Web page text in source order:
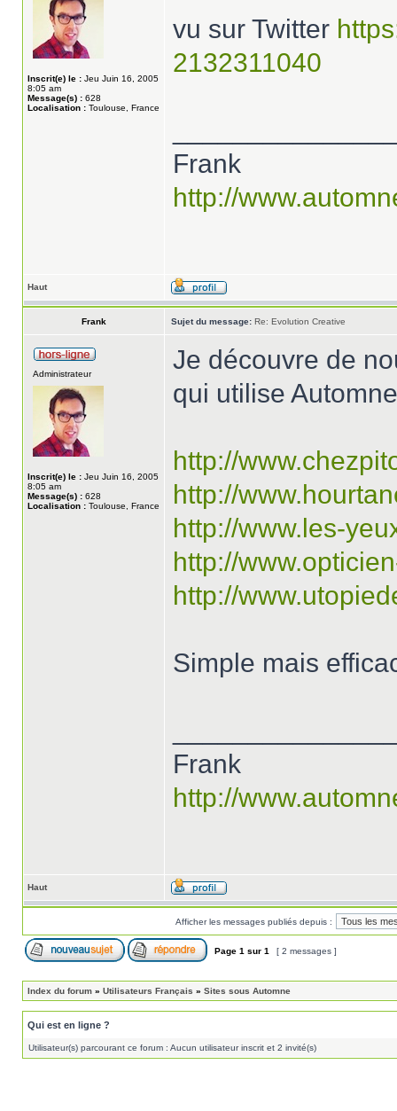
Inscrit(e) le : Jeu Juin 16, 2005
8:05 am
Message(s) : 628
Localisation : Toulouse, France
vu sur Twitter
2132311040
Frank
http://
Haut
Frank Sujet du message: Re: Evolution Creative
Administrateur
Inscrit(e) le : Jeu Juin 16, 2005
8:05 am
Message(s) : 628
Localisation : Toulouse, France
Je découvre de
qui utilise
http://
http://
http://www.les-
http://
http://
Simple mais
Frank
http://
Haut
Afficher les messages publiés depuis :
Page 1 sur 1 [ 2 messages ]
Index du forum » Utilisateurs Français » Sites sous Automne
Qui est en ligne ?
Utilisateur(s) parcourant ce forum : Aucun utilisateur inscrit et 2 invité(s)